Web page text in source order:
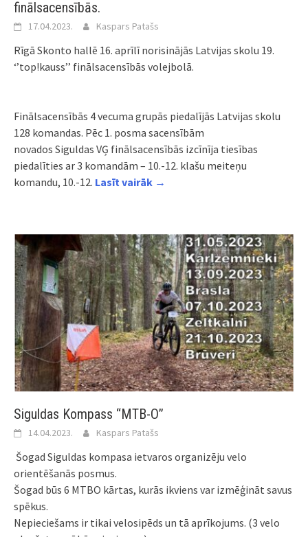
finālsacensībās.
17.04.2023. Kaspars Patašs
Rīgā Skonto hallē 16. aprīlī norisinājās Latvijas skolu 19.
‘’top!kauss’’ finālsacensībās volejbolā.
Finālsacensībās 4 vecuma grupās piedalījās Latvijas skolu
128 komandas. Pēc 1. posma sacensībām
novados Siguldas VĢ finālsacensībās izcīnīja tiesības
piedalīties ar 3 komandām – 10.-12. klašu meiteņu
komandu, 10.-12. Lasīt vairāk →
Siguldas Kompass “MTB-O”
14.04.2023. Kaspars Patašs
Šogad Siguldas kompasa ietvaros organizēju velo
orientēšanās posmus.
Šogad būs 6 MTBO kārtas, kurās ikviens var izmēģināt savus
spēkus.
Nepieciešams ir tikai velosipēds un tā aprīkojums. (3 velo